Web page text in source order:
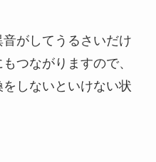
がしてうるさいだけ
つながりますので、
しないといけない状